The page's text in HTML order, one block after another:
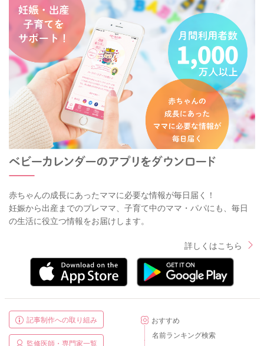
赤ちゃんの成長にあったママに必要な情報が毎日届く！
妊娠から出産までのプレママ、子育て中のママ・パパにも、毎日
の生活に役立つ情報をお届けします。
詳しくはこちら
記事制作への取り組み
監修医師・専門家一覧
おすすめ
名前ランキング検索